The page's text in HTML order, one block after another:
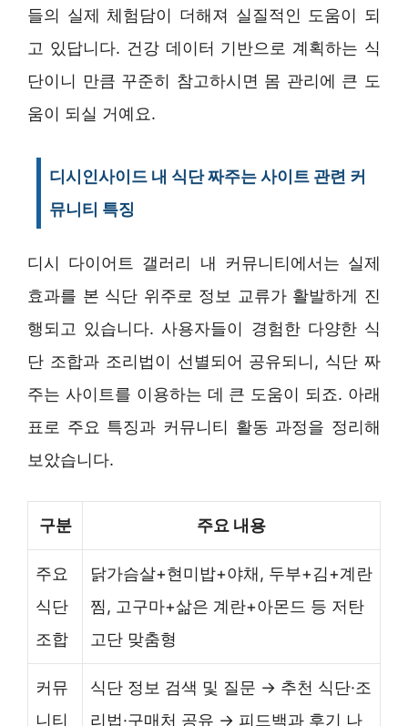
들의 실제 체험담이 더해져 실질적인 도움이 되
고 있답니다. 건강 데이터 기반으로 계획하는 식
단이니 만큼 꾸준히 참고하시면 몸 관리에 큰 도
움이 되실 거예요.
디시인사이드 내 식단 짜주는 사이트 관련 커
뮤니티 특징
디시 다이어트 갤러리 내 커뮤니티에서는 실제
효과를 본 식단 위주로 정보 교류가 활발하게 진
행되고 있습니다. 사용자들이 경험한 다양한 식
단 조합과 조리법이 선별되어 공유되니, 식단 짜
주는 사이트를 이용하는 데 큰 도움이 되죠. 아래
표로 주요 특징과 커뮤니티 활동 과정을 정리해
보았습니다.
구분 주요 내용
주요
식단
조합
닭가슴살+현미밥+야채, 두부+김+계란
찜, 고구마+삶은 계란+아몬드 등 저탄
고단 맞춤형
커뮤
니티
식단 정보 검색 및 질문 → 추천 식단·조
리법·구매처 공유 → 피드백과 후기 나